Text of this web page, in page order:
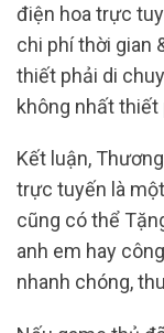
điện hoa trực
chi phí thời gian
thiết phải di
không nhất thiết
Kết luận,
trực tuyến là
cũng có thể
anh em hay
nhanh chóng,